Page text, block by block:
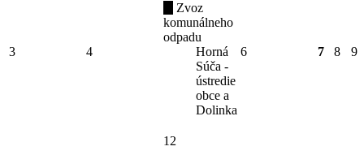
3 4
Zvoz
komunálneho
odpadu
Horná
Súča -
ústredie
obce a
Dolinka
6 7 8 9
12